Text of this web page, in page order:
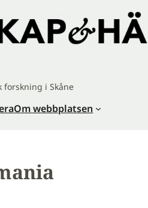
forskning i Skåne
Om webbplatsen